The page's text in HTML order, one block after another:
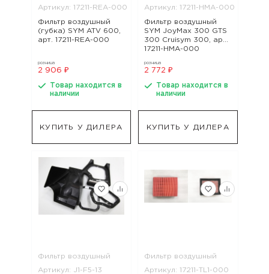
Артикул: 17211-REA-000
Фильтр воздушный
(губка) SYM ATV 600,
арт. 17211-REA-000
розница
2 906 ₽
Товар находится в
наличии
КУПИТЬ У ДИЛЕРА
Артикул: 17211-HMA-000
Фильтр воздушный
SYM JoyMax 300 GTS
300 Cruisym 300, арт.
17211-HMA-000
розница
2 772 ₽
Товар находится в
наличии
КУПИТЬ У ДИЛЕРА
Фильтр воздушный
Артикул: J1-F5-13
Фильтр воздушный
Артикул: 17211-TL1-000